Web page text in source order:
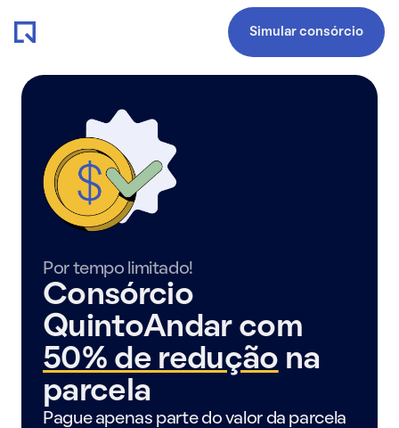
Simular consórcio
Por tempo limitado!
Consórcio
QuintoAndar com
50% de redução na
parcela
Pague apenas parte do valor da parcela